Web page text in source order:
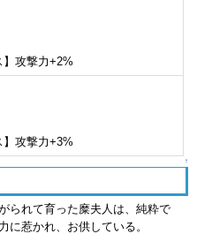
】攻撃力+2%
】攻撃力+3%
↑
られて育った糜夫人は、純粋で
に惹かれ、お供している。